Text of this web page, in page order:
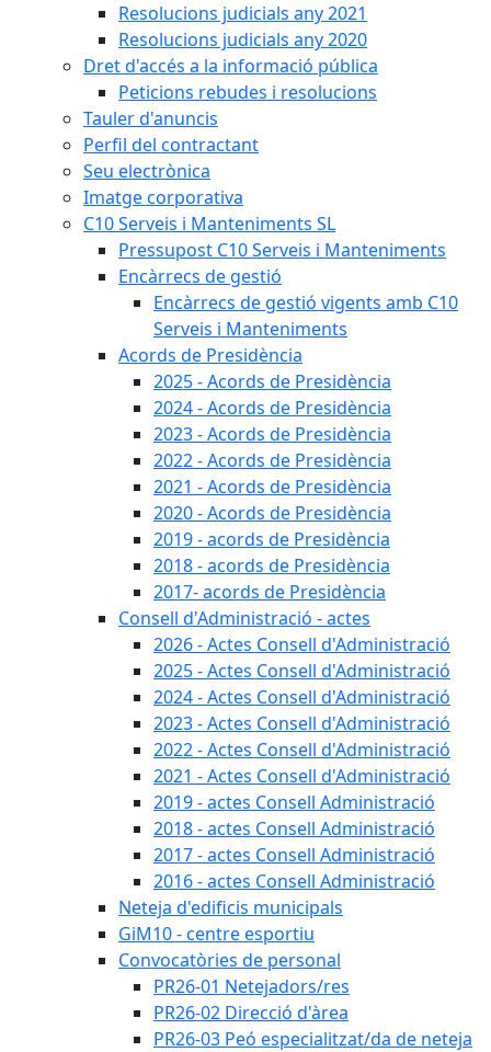
Resolucions judicials any 2021
Resolucions judicials any 2020
Dret d'accés a la informació pública
Peticions rebudes i resolucions
Tauler d'anuncis
Perfil del contractant
Seu electrònica
Imatge corporativa
C10 Serveis i Manteniments SL
Pressupost C10 Serveis i Manteniments
Encàrrecs de gestió
Encàrrecs de gestió vigents amb C10
Serveis i Manteniments
Acords de Presidència
2025 - Acords de Presidència
2024 - Acords de Presidència
2023 - Acords de Presidència
2022 - Acords de Presidència
2021 - Acords de Presidència
2020 - Acords de Presidència
2019 - acords de Presidència
2018 - acords de Presidència
2017- acords de Presidència
Consell d'Administració - actes
2026 - Actes Consell d'Administració
2025 - Actes Consell d'Administració
2024 - Actes Consell d'Administració
2023 - Actes Consell d'Administració
2022 - Actes Consell d'Administració
2021 - Actes Consell d'Administració
2019 - actes Consell Administració
2018 - actes Consell Administració
2017 - actes Consell Administració
2016 - actes Consell Administració
Neteja d'edificis municipals
GiM10 - centre esportiu
Convocatòries de personal
PR26-01 Netejadors/res
PR26-02 Direcció d'àrea
PR26-03 Peó especialitzat/da de neteja